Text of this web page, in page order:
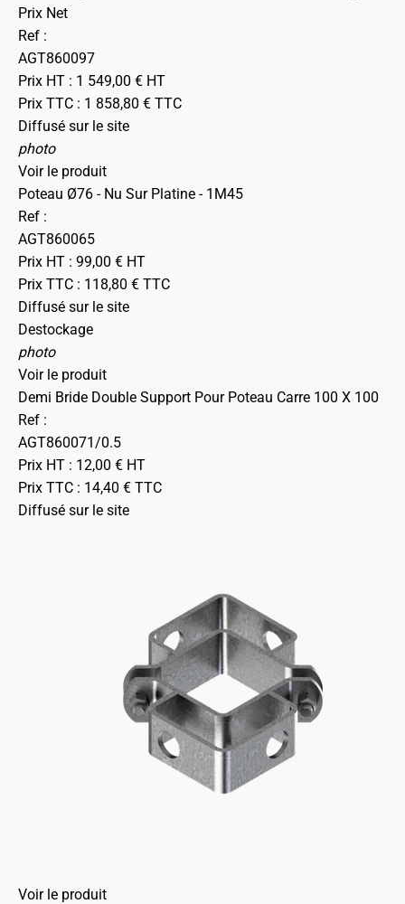
Prix Net
Ref :
AGT860097
Prix HT : 1 549,00 € HT
Prix TTC : 1 858,80 € TTC
Diffusé sur le site
photo
Voir le produit
Poteau Ø76 - Nu Sur Platine - 1M45
Ref :
AGT860065
Prix HT : 99,00 € HT
Prix TTC : 118,80 € TTC
Diffusé sur le site
Destockage
photo
Voir le produit
Demi Bride Double Support Pour Poteau Carre 100 X 100
Ref :
AGT860071/0.5
Prix HT : 12,00 € HT
Prix TTC : 14,40 € TTC
Diffusé sur le site
Voir le produit